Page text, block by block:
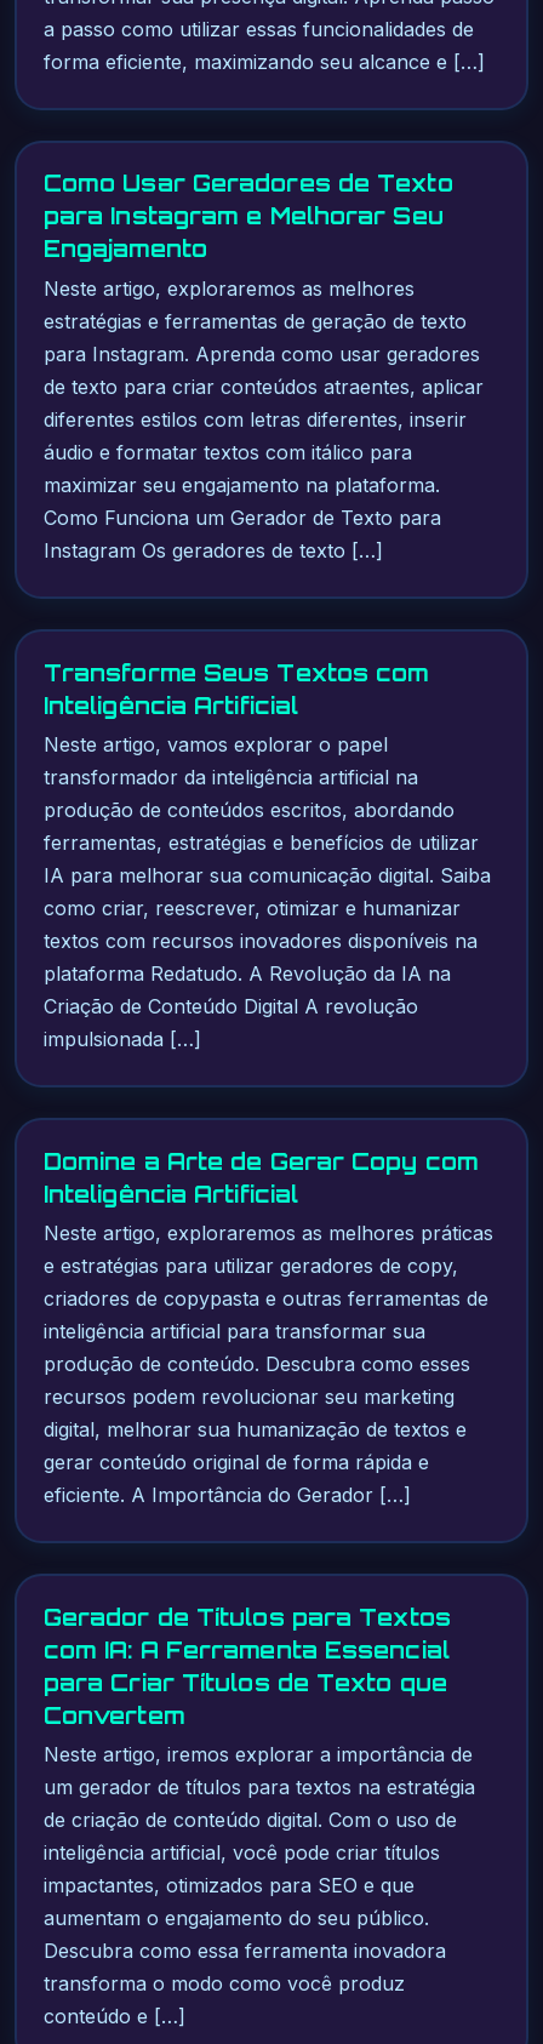
a passo como utilizar essas funcionalidades de
forma eficiente, maximizando seu alcance e […]
Como Usar Geradores de Texto
para Instagram e Melhorar Seu
Engajamento
Neste artigo, exploraremos as melhores
estratégias e ferramentas de geração de texto
para Instagram. Aprenda como usar geradores
de texto para criar conteúdos atraentes, aplicar
diferentes estilos com letras diferentes, inserir
áudio e formatar textos com itálico para
maximizar seu engajamento na plataforma.
Como Funciona um Gerador de Texto para
Instagram Os geradores de texto […]
Transforme Seus Textos com
Inteligência Artificial
Neste artigo, vamos explorar o papel
transformador da inteligência artificial na
produção de conteúdos escritos, abordando
ferramentas, estratégias e benefícios de utilizar
IA para melhorar sua comunicação digital. Saiba
como criar, reescrever, otimizar e humanizar
textos com recursos inovadores disponíveis na
plataforma Redatudo. A Revolução da IA na
Criação de Conteúdo Digital A revolução
impulsionada […]
Domine a Arte de Gerar Copy com
Inteligência Artificial
Neste artigo, exploraremos as melhores práticas
e estratégias para utilizar geradores de copy,
criadores de copypasta e outras ferramentas de
inteligência artificial para transformar sua
produção de conteúdo. Descubra como esses
recursos podem revolucionar seu marketing
digital, melhorar sua humanização de textos e
gerar conteúdo original de forma rápida e
eficiente. A Importância do Gerador […]
Gerador de Títulos para Textos
com IA: A Ferramenta Essencial
para Criar Títulos de Texto que
Convertem
Neste artigo, iremos explorar a importância de
um gerador de títulos para textos na estratégia
de criação de conteúdo digital. Com o uso de
inteligência artificial, você pode criar títulos
impactantes, otimizados para SEO e que
aumentam o engajamento do seu público.
Descubra como essa ferramenta inovadora
transforma o modo como você produz
conteúdo e […]